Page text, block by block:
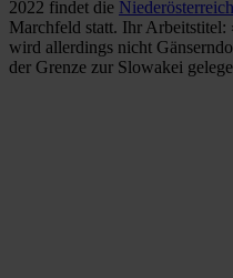
2022 findet die
Marchfeld statt. Ihr
wird allerdings nicht
der Grenze zur Slowakei